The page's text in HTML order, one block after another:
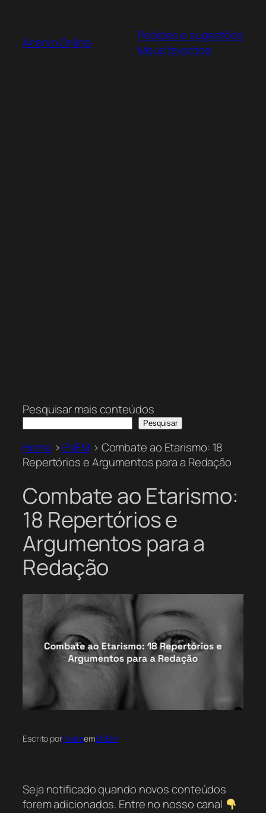
Acervo Online
Pedidos e sugestões
Meus favoritos
Pesquisar mais conteúdos
Pesquisar
Home > ENEM> Combate ao Etarismo: 18
Repertórios e Argumentos para a Redação
Combate ao Etarismo:
18 Repertórios e
Argumentos para a
Redação
Escrito porPedroemENEM
Seja notificado quando novos conteúdos
forem adicionados. Entre no nosso canal